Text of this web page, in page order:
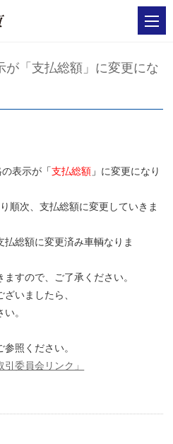
が「支払総額」に変更にな
表示が 「支払総額 」 に変更になり
順次、支払総額に変更していきま
払総額に変更済み車輌なりま
すので、ご了承ください。
いましたら、
。
照ください。
委員会リンク」